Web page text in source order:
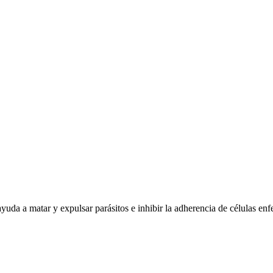
a matar y expulsar parásitos e inhibir la adherencia de células